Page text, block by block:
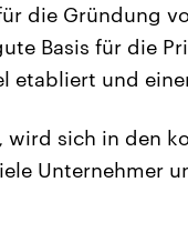
die Gründung
Basis für die
etabliert und
sich in den
Unternehmer